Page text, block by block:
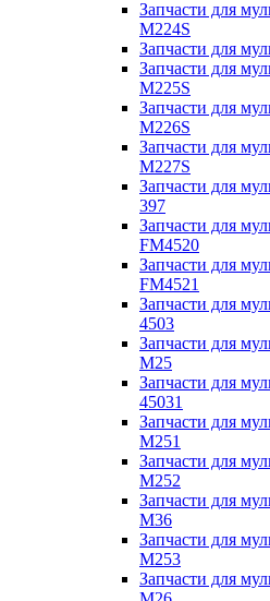
Запчасти для
M224S
Запчасти для
Запчасти для
M225S
Запчасти для
M226S
Запчасти для
M227S
Запчасти для
397
Запчасти для
FM4520
Запчасти для
FM4521
Запчасти для
4503
Запчасти для
M25
Запчасти для
45031
Запчасти для
M251
Запчасти для
M252
Запчасти для
M36
Запчасти для
M253
Запчасти для